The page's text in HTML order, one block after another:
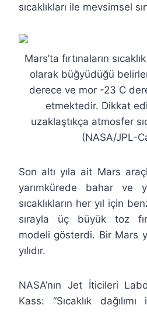
sıcaklıkları ile mevsimsel
Mars’ta fırtınaların
olarak büğyüdüğü
derece ve mor -23 C
etmektedir. Dikkat
uzaklaştıkça atmosfer
(NASA/JPL-
Son altı yıla ait Mars
yarımkürede bahar ve
sıcaklıkların her yıl için
sırayla üç büyük toz
modeli gösterdi. Bir Mars
yılıdır.
NASA’nın Jet İticileri
Kass: “Sıcaklık